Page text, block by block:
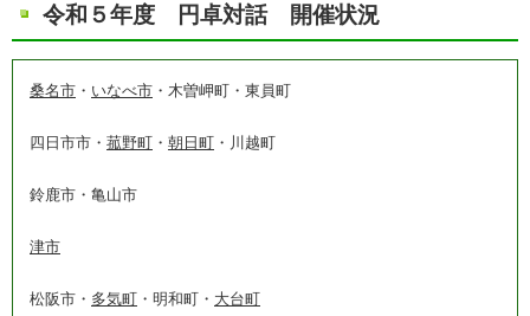
令和５年度 円卓対話 開催状況
桑名市 ・ いなべ市 ・木曽岬町・東員町
四日市市・ 菰野町 ・ 朝日町 ・川越町
鈴鹿市・亀山市
津市
松阪市・ 多気町 ・明和町・ 大台町